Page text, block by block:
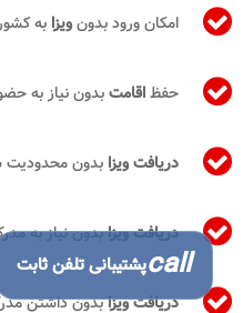
امکان ورود بدونویزا به
حفظاقامتبدون نیاز به
دریافت ویزا بدون
دریافت ویزابدون نیاز به
دریافت ویزابدون داشتن
callپشتیبانی تلفن ثابت